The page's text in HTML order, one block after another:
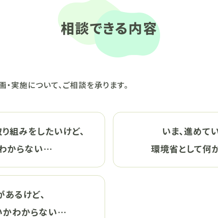
相談できる内容
実施について、ご相談を承ります。
組みをしたいけど、
からない…
いま、進めて
環境省として何
るけど、
かわからない…